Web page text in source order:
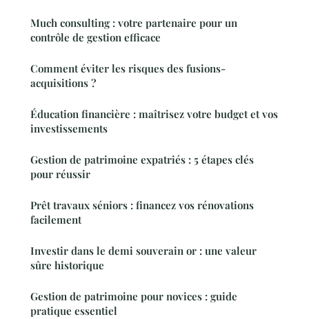
Much consulting : votre partenaire pour un
contrôle de gestion efficace
Comment éviter les risques des fusions-
acquisitions ?
Éducation financière : maîtrisez votre budget et vos
investissements
Gestion de patrimoine expatriés : 5 étapes clés
pour réussir
Prêt travaux séniors : financez vos rénovations
facilement
Investir dans le demi souverain or : une valeur
sûre historique
Gestion de patrimoine pour novices : guide
pratique essentiel